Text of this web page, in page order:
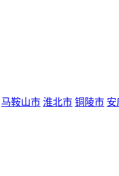
马鞍山市 淮北市 铜陵市 安